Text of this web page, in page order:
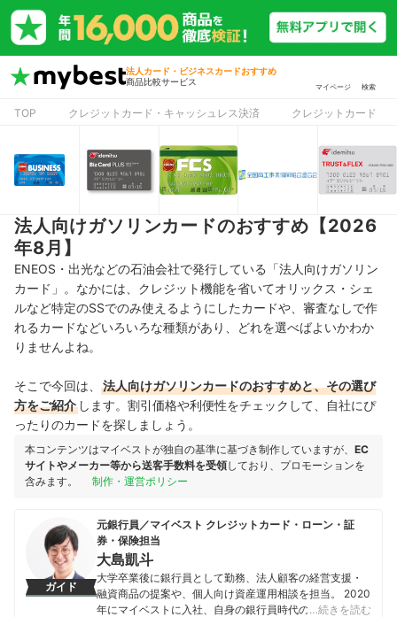
法人カード・ビジネスカードおすすめ
商品比較サービス
マイページ 検索
TOP クレジットカード・キャッシュレス決済 クレジットカード
法人向けガソリンカードのおすすめ【2026
年8月】
ENEOS・出光などの石油会社で発行している「法人向けガソリン
カード」。なかには、クレジット機能を省いてオリックス・シェ
ルなど特定のSSでのみ使えるようにしたカードや、審査なしで作
れるカードなどいろいろな種類があり、どれを選べばよいかわか
りませんよね。
そこで今回は、
法人向けガソリンカードのおすすめと、その選び
方をご紹介 します。割引価格や利便性をチェックして、自社にぴ
ったりのカードを探しましょう。
本コンテンツはマイベストが独自の基準に基づき制作していますが、 EC
サイトやメーカー等から送客手数料を受領しており、プロモーションを
含みます。
制作・運営ポリシー
ガイド
元銀行員／マイベスト クレジットカード・ローン・証
券・保険担当
大島凱斗
大学卒業後に銀行員として勤務、法人顧客の経営支援・
融資商品の提案や、個人向け資産運用相談を担当。 2020
年にマイベストに入社、自身の銀行員時代の経験を活か
…続きを読む